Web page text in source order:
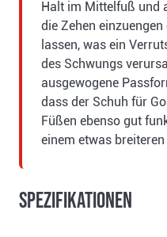
Halt im Mittelfuß und
die Zehen
lassen, was ein
des Schwungs
ausgewogene
dass der Schuh für
Füßen ebenso gut
einem etwas
Spezifikationen